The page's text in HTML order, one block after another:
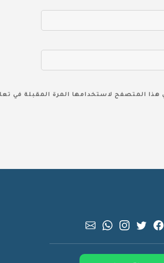
هذا المتصفح لاستخدامها المرة المقبلة في